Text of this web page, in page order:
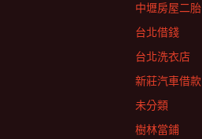
中壢房屋二胎
台北借錢
台北洗衣店
新莊汽車借款
未分類
樹林當鋪